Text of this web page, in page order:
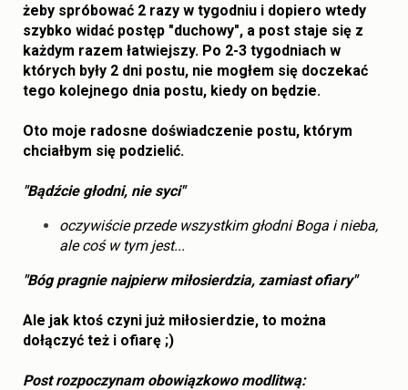
żeby spróbować 2 razy w tygodniu i dopiero wtedy
szybko widać postęp "duchowy", a post staje się z
każdym razem łatwiejszy. Po 2-3 tygodniach w
których były 2 dni postu, nie mogłem się doczekać
tego kolejnego dnia postu, kiedy on będzie.
Oto moje radosne doświadczenie postu, którym
chciałbym się podzielić.
"Bądźcie głodni, nie syci"
oczywiście przede wszystkim głodni Boga i nieba,
ale coś w tym jest...
"Bóg pragnie najpierw miłosierdzia, zamiast ofiary"
Ale jak ktoś czyni już miłosierdzie, to można
dołączyć też i ofiarę ;)
Post rozpoczynam obowiązkowo modlitwą: